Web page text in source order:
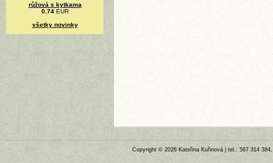
růžová s kytkama
0.74EUR
všetky novinky
Copyright © 2026 Kateřina Kuřinová | tel.: 567 314